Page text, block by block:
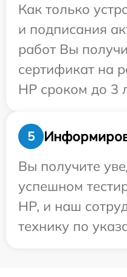
Как только
и подписания
работ Вы
сертификат на
HP сроком до 3
5
Вы получите
успешном
HP, и наш
технику по